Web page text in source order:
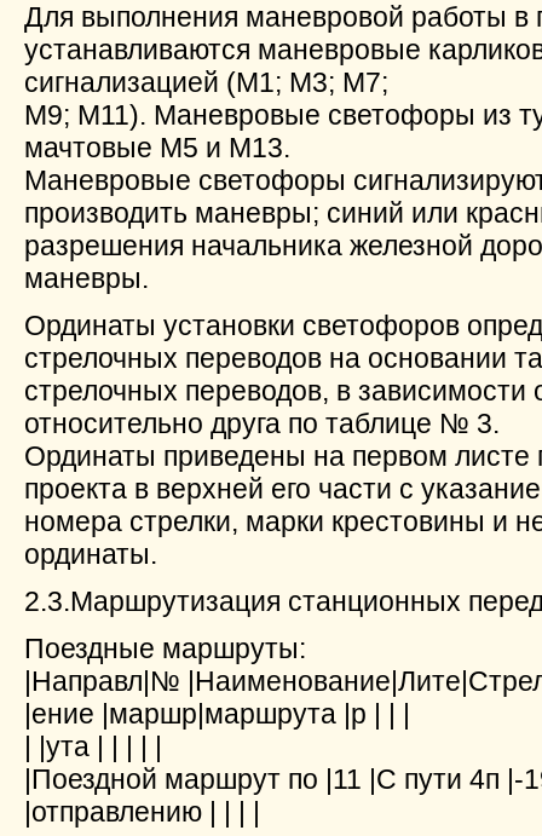
Для выполнения маневровой работы в
устанавливаются маневровые
сигнализацией (М1; М3; М7;
М9; М11). Маневровые светофоры из
мачтовые М5 и М13.
Маневровые светофоры
производить маневры; синий или
разрешения начальника железной
маневры.
Ординаты установки светофоров
стрелочных переводов на основании
стрелочных переводов, в зависимости
относительно друга по таблице № 3.
Ординаты приведены на первом листе
проекта в верхней его части с
номера стрелки, марки крестовины и
ординаты.
2.3.Маршрутизация станционных
Поездные маршруты:
|Направл|№
|ение |маршр|маршрута |р | | |
| |ута | | | | |
|Поездной маршрут по |11 |С пути 4п |-
|отправлению | | | |